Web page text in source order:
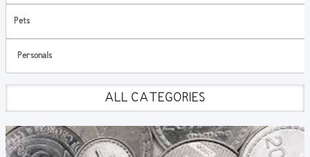
Pets
Personals
ALL CATEGORIES